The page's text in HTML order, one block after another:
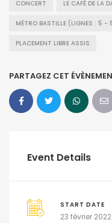
CONCERT LE CAFÉ DE LA
MÉTRO BASTILLE (LIGNES : 5 -
PLACEMENT LIBRE ASSIS
PARTAGEZ CET
Event Details
START DATE
23 février